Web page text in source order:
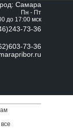
Самара
Пн - Пт
до 17:00 мск
73-36
73-36